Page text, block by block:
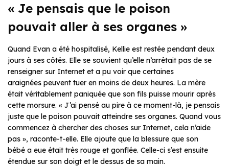
« Je pensais que le poison
pouvait aller à ses organes »
Quand Evan a été hospitalisé, Kellie est restée pendant deux
jours à ses côtés. Elle se souvient qu’elle n’arrêtait pas de se
renseigner sur Internet et a pu voir que certaines
araignées peuvent tuer en moins de deux heures. La mère
était véritablement paniquée que son fils puisse mourir après
cette morsure. « J’ai pensé au pire à ce moment-là, je pensais
juste que le poison pouvait atteindre ses organes. Quand vous
commencez à chercher des choses sur Internet, cela n’aide
pas », raconte-t-elle. Elle ajoute que la blessure que son
bébé a eue était très rouge et gonflée. Celle-ci s’est ensuite
étendue sur son doigt et le dessus de sa main.